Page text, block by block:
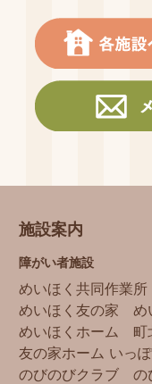
施設案内
障がい者施設
めいほく共同作業所
めいほく友の家
め
めいほくホーム
町
友の家ホーム いっぽ
のびのびクラブ
の